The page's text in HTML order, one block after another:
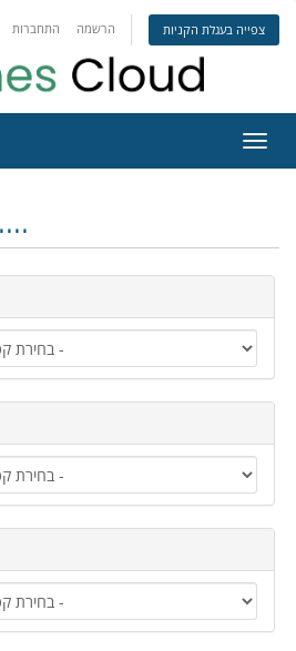
התחברות הרשמה צפייה בעגלת הקניות
ניווט
בחרו דומיין....